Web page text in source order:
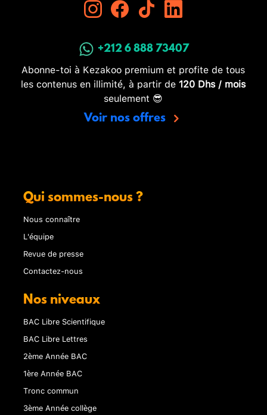
+212 6 888 73407
Abonne-toi à Kezakoo premium et profite de tous
les contenus en illimité, à partir de 120 Dhs / mois
seulement 😎
Voir nos offres
Qui sommes-nous ?
Nous connaître
L'équipe
Revue de presse
Contactez-nous
Nos niveaux
BAC Libre Scientifique
BAC Libre Lettres
2ème Année BAC
1ère Année BAC
Tronc commun
3ème Année collège